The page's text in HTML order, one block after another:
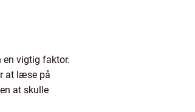
en vigtig faktor.
at læse på
at skulle